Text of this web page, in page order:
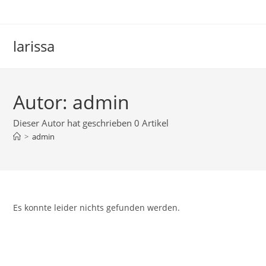
larissa
Autor: admin
Dieser Autor hat geschrieben 0 Artikel
> admin
Es konnte leider nichts gefunden werden.